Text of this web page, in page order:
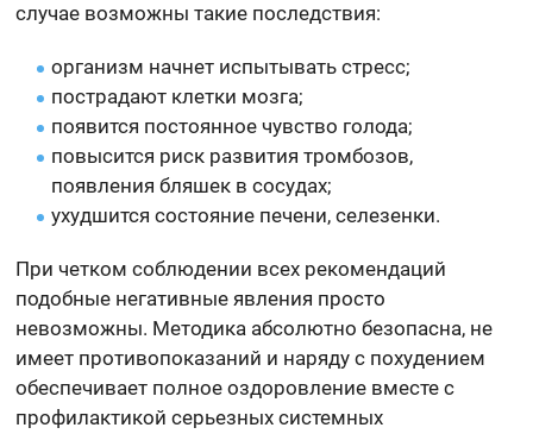
случае возможны такие последствия:
организм начнет испытывать стресс;
пострадают клетки мозга;
появится постоянное чувство голода;
повысится риск развития тромбозов,
появления бляшек в сосудах;
ухудшится состояние печени, селезенки.
При четком соблюдении всех рекомендаций
подобные негативные явления просто
невозможны. Методика абсолютно безопасна, не
имеет противопоказаний и наряду с похудением
обеспечивает полное оздоровление вместе с
профилактикой серьезных системных